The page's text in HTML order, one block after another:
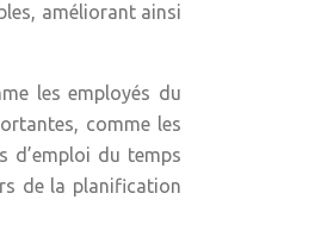
améliorant ainsi
les employés du
comme les
d’emploi du temps
de la planification